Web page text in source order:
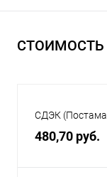
СТОИМОСТЬ
СДЭК
480,70 руб.